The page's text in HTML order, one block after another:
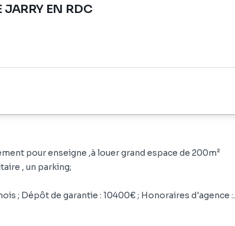
EN RDC
pour enseigne ,à louer grand espace de 200m²
, un parking;
; Dépôt de garantie : 10400€ ; Honoraires d'agence :